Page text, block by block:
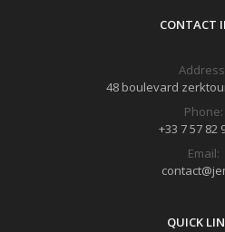
CONTACT
48 boulevard
Phone:
+33 7 57 82
Email:
QUICK